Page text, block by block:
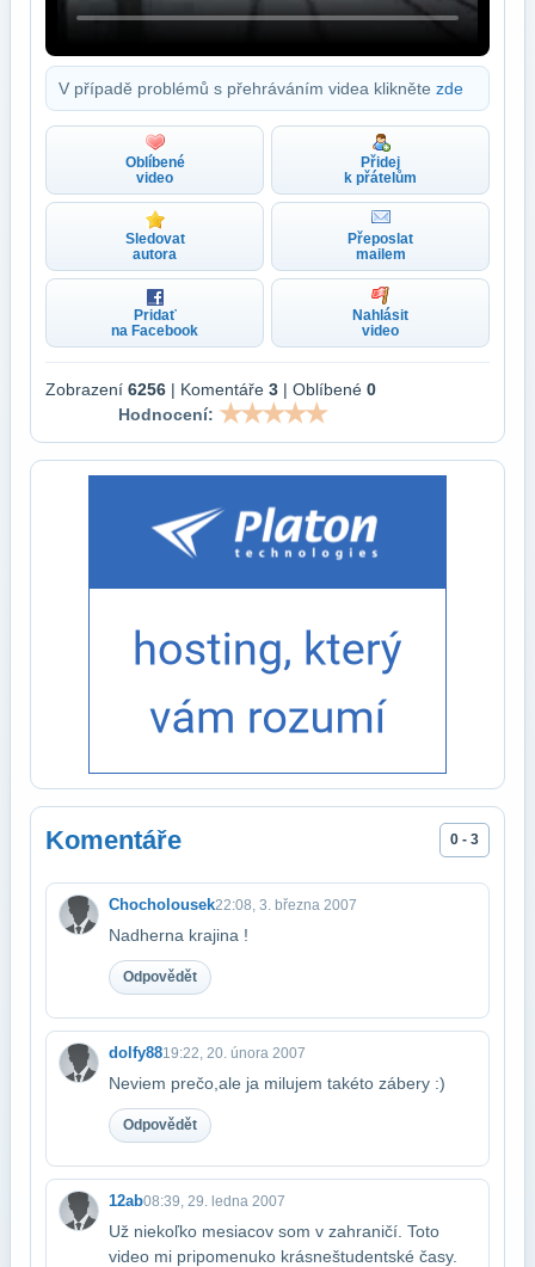
V případě problémů s přehráváním videa klikněte zde
Oblíbené
video
Přidej
k přátelům
Sledovat
autora
Přeposlat
mailem
Pridať
na Facebook
Nahlásit
video
Zobrazení 6256 | Komentáře 3 | Oblíbené 0
Hodnocení:
Komentáře 0 - 3
Chocholousek22:08, 3. března 2007
Nadherna krajina !
Odpovědět
dolfy8819:22, 20. února 2007
Neviem prečo,ale ja milujem takéto zábery :)
Odpovědět
12ab08:39, 29. ledna 2007
Už niekoľko mesiacov som v zahraničí. Toto
video mi pripomenuko krásne​študentské časy.